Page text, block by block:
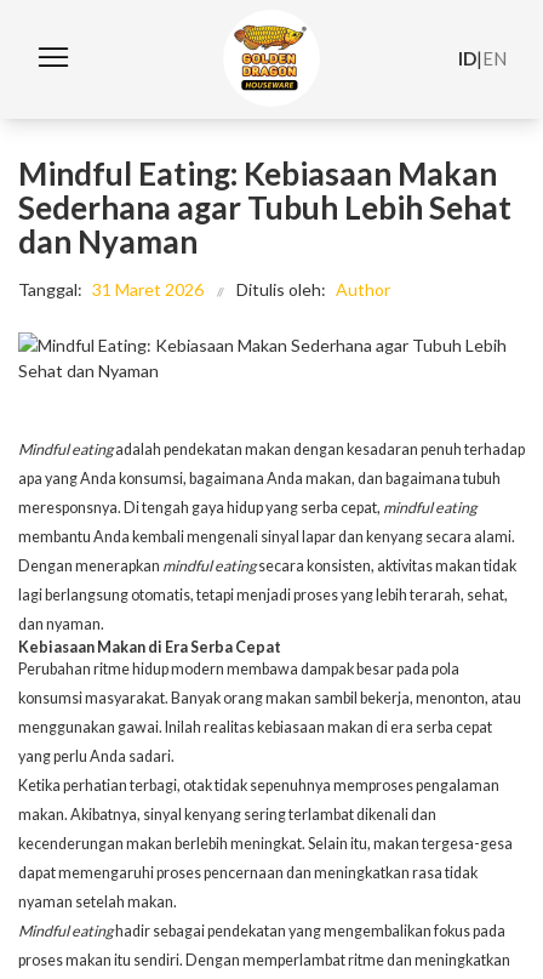
ID|EN
Mindful Eating: Kebiasaan Makan
Sederhana agar Tubuh Lebih Sehat
dan Nyaman
Tanggal: 31 Maret 2026 Ditulis oleh: Author
Mindful eatingadalah pendekatan makan dengan kesadaran penuh terhadap
apa yang Anda konsumsi, bagaimana Anda makan, dan bagaimana tubuh
meresponsnya. Di tengah gaya hidup yang serba cepat, mindful eating
membantu Anda kembali mengenali sinyal lapar dan kenyang secara alami.
Dengan menerapkan mindful eatingsecara konsisten, aktivitas makan tidak
lagi berlangsung otomatis, tetapi menjadi proses yang lebih terarah, sehat,
dan nyaman.
Kebiasaan Makan di Era Serba Cepat
Perubahan ritme hidup modern membawa dampak besar pada pola
konsumsi masyarakat. Banyak orang makan sambil bekerja, menonton, atau
menggunakan gawai. Inilah realitas kebiasaan makan di era serba cepat
yang perlu Anda sadari.
Ketika perhatian terbagi, otak tidak sepenuhnya memproses pengalaman
makan. Akibatnya, sinyal kenyang sering terlambat dikenali dan
kecenderungan makan berlebih meningkat. Selain itu, makan tergesa-gesa
dapat memengaruhi proses pencernaan dan meningkatkan rasa tidak
nyaman setelah makan.
Mindful eatinghadir sebagai pendekatan yang mengembalikan fokus pada
proses makan itu sendiri. Dengan memperlambat ritme dan meningkatkan